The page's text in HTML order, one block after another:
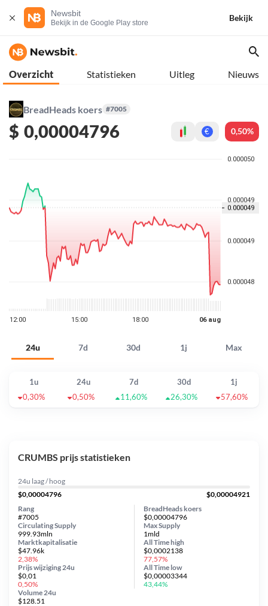
Newsbit
Bekijk in de Google Play store
Bekijk
Overzicht Statistieken Uitleg Nieuws
BreadHeads koers #7005
$ 0,00004796 € 0,50%
24u 7d 30d 1j Max
1u 24u 7d 30d
1j
0,30%
0,50% 11,60% 26,30% 57,60%
CRUMBS prijs statistieken
24u laag / hoog
$0,00004796
$0,00004921
BreadHeads koers
$0,00004796
Circulating Supply
999.93mln
Prijs wijziging 24u
$0,01
0,50%
Max Supply
1mld
Marktkapitalisatie
$47.96k
2,38%
Volume 24u
$128.51
Rang
#7005
All Timehigh
$0,0002138
77,57%
All Time low
$0,00003344
43,44%